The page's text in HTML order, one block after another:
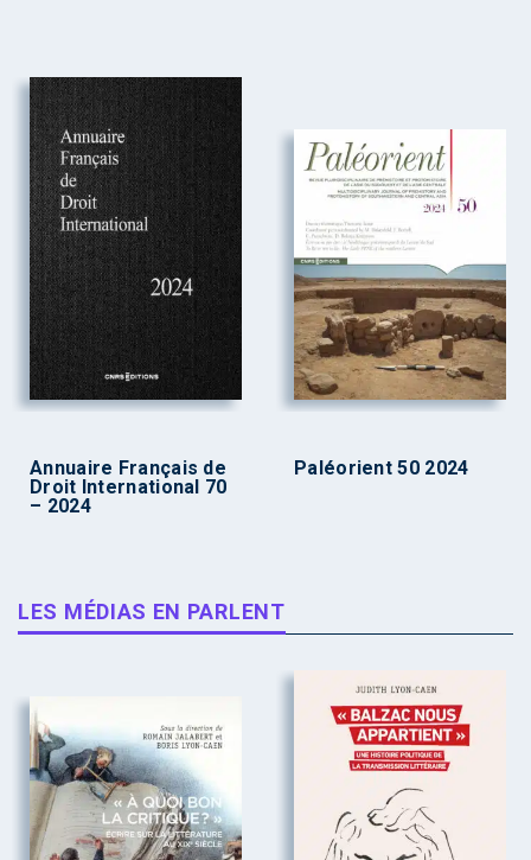
Annuaire Français de
Droit International 70
– 2024
Paléorient 50 2024
LES MÉDIAS EN PARLENT